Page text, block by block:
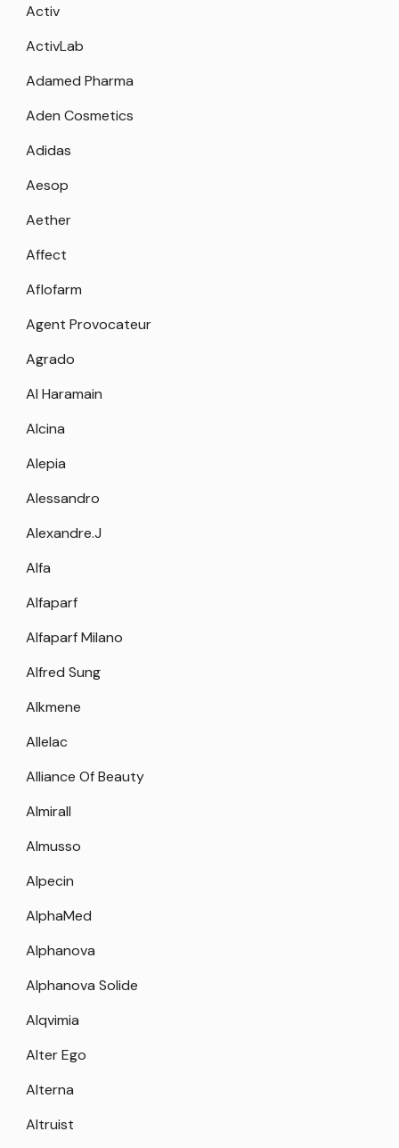
Activ
ActivLab
Adamed Pharma
Aden Cosmetics
Adidas
Aesop
Aether
Affect
Aflofarm
Agent Provocateur
Agrado
Al Haramain
Alcina
Alepia
Alessandro
Alexandre.J
Alfa
Alfaparf
Alfaparf Milano
Alfred Sung
Alkmene
Allelac
Alliance Of Beauty
Almirall
Almusso
Alpecin
AlphaMed
Alphanova
Alphanova Solide
Alqvimia
Alter Ego
Alterna
Altruist